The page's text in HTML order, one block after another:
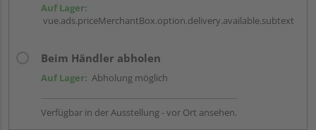
Auf Lager:
vue.ads.priceMerchantBox.option.delivery.available.subtext
Beim Händler abholen
Auf Lager: Abholung möglich
Verfügbar in der Ausstellung - vor Ort ansehen.